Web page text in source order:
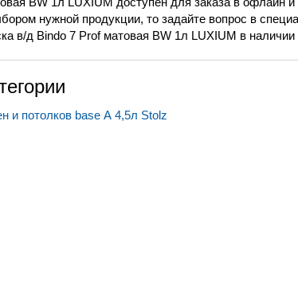
нужной продукции, то задайте вопрос в
в/д Bindo 7 Prof матовая BW 1л LUXIUM в